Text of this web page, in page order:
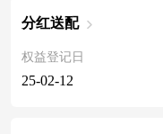
分红送配
权益登记日
25-02-12